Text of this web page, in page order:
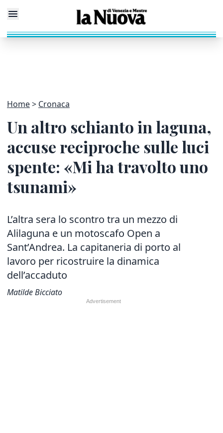
Home Cronaca
Un altro schianto in laguna,
accuse reciproche sulle luci
spente: «Mi ha travolto uno
tsunami»
L’altra sera lo scontro tra un mezzo di
Alilaguna e un motoscafo Open a
Sant’Andrea. La capitaneria di porto al
lavoro per ricostruire la dinamica
dell’accaduto
Matilde Bicciato